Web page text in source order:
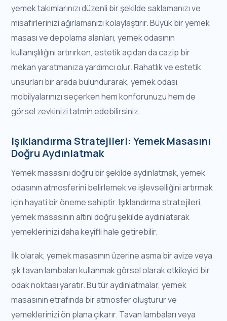
yemek takımlarınızı düzenli bir şekilde saklamanızı ve
misafirlerinizi ağırlamanızı kolaylaştırır. Büyük bir yemek
masası ve depolama alanları, yemek odasının
kullanışlılığını artırırken, estetik açıdan da cazip bir
mekan yaratmanıza yardımcı olur. Rahatlık ve estetik
unsurları bir arada bulundurarak, yemek odası
mobilyalarınızı seçerken hem konforunuzu hem de
görsel zevkinizi tatmin edebilirsiniz.
Işıklandırma Stratejileri: Yemek Masasını
Doğru Aydınlatmak
Yemek masasını doğru bir şekilde aydınlatmak, yemek
odasının atmosferini belirlemek ve işlevselliğini artırmak
için hayati bir öneme sahiptir. Işıklandırma stratejileri,
yemek masasının altını doğru şekilde aydınlatarak
yemeklerinizi daha keyifli hale getirebilir.
İlk olarak, yemek masasının üzerine asma bir avize veya
şık tavan lambaları kullanmak görsel olarak etkileyici bir
odak noktası yaratır. Bu tür aydınlatmalar, yemek
masasının etrafında bir atmosfer oluşturur ve
yemeklerinizi ön plana çıkarır. Tavan lambaları veya